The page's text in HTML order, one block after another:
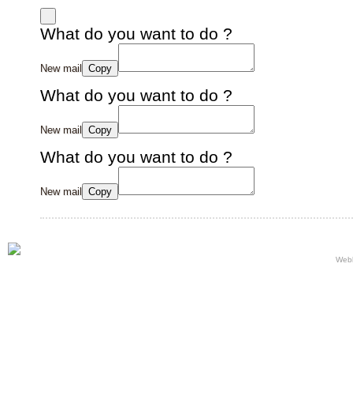
What do you want to do ?
New mail Copy
What do you want to do ?
New mail Copy
What do you want to do ?
New mail Copy